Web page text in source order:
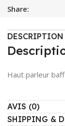
Share:
DESCRIPTION
Haut parleur
AVIS (0)
SHIPPING &